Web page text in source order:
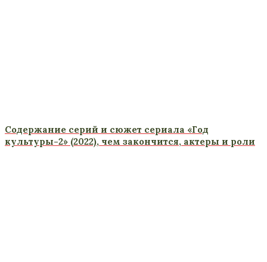
Содержание серий и сюжет сериала «Год
культуры-2» (2022), чем закончится, актеры и роли